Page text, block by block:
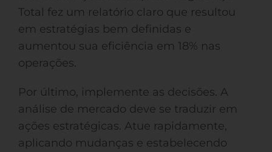
Total fez um relatório claro que resultou
em estratégias bem definidas e
aumentou sua eficiência em 18% nas
operações.
Por último, implemente as decisões. A
análise de mercado deve se traduzir em
ações estratégicas. Atue rapidamente,
aplicando mudanças e estabelecendo